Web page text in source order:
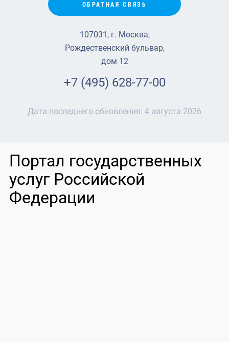
ОБРАТНАЯ СВЯЗЬ
107031, г. Москва,
Рождественский бульвар,
дом 12
+7 (495) 628-77-00
Дата последнего обновления: 4 августа 2026
Портал государственных
услуг Российской
Федерации